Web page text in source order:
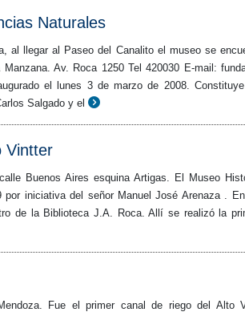
Naturales
al llegar al Paseo del Canalito el museo se
Av. Roca 1250 Tel 420030 E-mail:
el lunes 3 de marzo de 2008.
Salgado y el
Vintter
Buenos Aires esquina Artigas. El Museo
por iniciativa del señor Manuel José Arenaza .
de la Biblioteca J.A. Roca. Allí se realizó la
Fue el primer canal de riego del Alto